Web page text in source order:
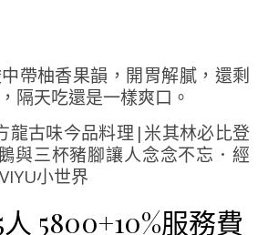
帶柚香果韻，開胃解膩，還剩
隔天吃還是一樣爽口。
人 5800+10%服務費